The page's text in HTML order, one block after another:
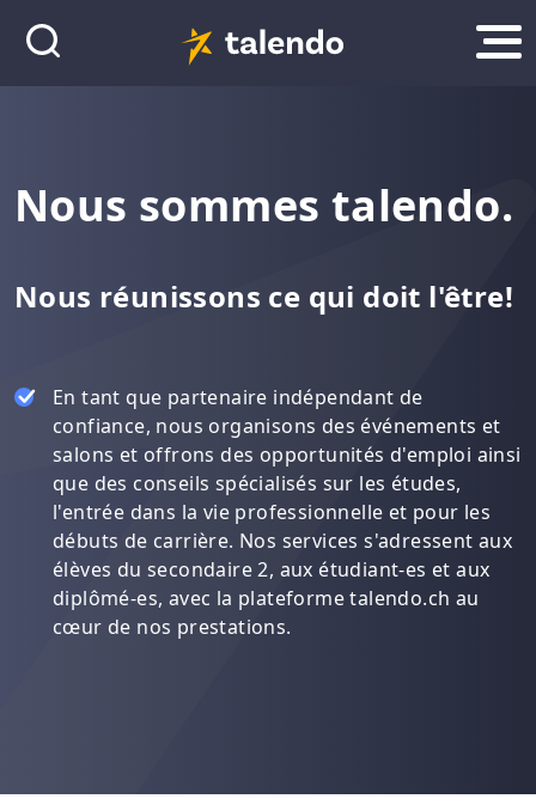
Nous sommes talendo.
Nous réunissons ce qui doit l'être!
En tant que partenaire indépendant de
confiance, nous organisons des événements et
salons et offrons des opportunités d'emploi ainsi
que des conseils spécialisés sur les études,
l'entrée dans la vie professionnelle et pour les
débuts de carrière. Nos services s'adressent aux
élèves du secondaire 2, aux étudiant-es et aux
diplômé-es, avec la plateforme talendo.ch au
cœur de nos prestations.